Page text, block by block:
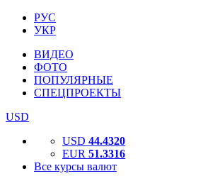
РУС
УКР
ВИДЕО
ФОТО
ПОПУЛЯРНЫЕ
СПЕЦПРОЕКТЫ
USD
USD 44.4320
EUR 51.3316
Все курсы валют